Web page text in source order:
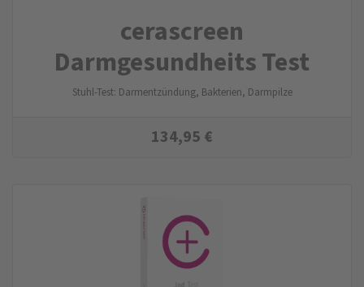
cerascreen
Darmgesundheits Test
Stuhl-Test: Darmentzündung, Bakterien, Darmpilze
134,95 €